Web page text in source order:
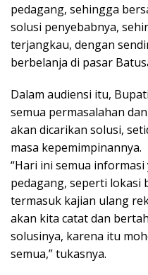
pedagang, sehingga
solusi penyebabnya,
terjangkau, dengan
berbelanja di pasar
Dalam audiensi itu,
semua permasalahan
akan dicarikan solusi,
masa kepemimpinannya.
“Hari ini semua
pedagang, seperti lokasi
termasuk kajian ulang
akan kita catat dan
solusinya, karena itu
semua,” tukasnya.